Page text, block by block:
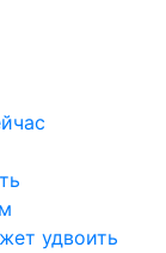
удвоить